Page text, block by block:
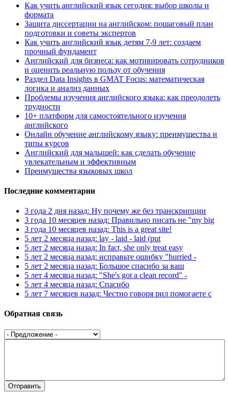
Как учить английский язык сегодня: выбор школы и
формата
Защита диссертации на английском: пошаговый план
подготовки и советы экспертов
Как учить английский язык детям 7-9 лет: создаем
прочный фундамент
Английский для бизнеса: как мотивировать сотрудников
и оценить реальную пользу от обучения
Раздел Data Insights в GMAT Focus: математическая
логика и анализ данных
Проблемы изучения английского языка: как преодолеть
трудности
10+ платформ для самостоятельного изучения
английского
Онлайн обучение английскому языку: преимущества и
типы курсов
Английский для малышей: как сделать обучение
увлекательным и эффективным
Преимущества языковых школ
Последние комментарии
3 года 2 дня назад: Ну почему же без транскрипции
3 года 10 месяцев назад: Правильно писать не "my big
3 года 10 месяцев назад: This is a great site!
5 лет 2 месяца назад: lay - laid - laid (put
5 лет 2 месяца назад: In fact, she only treat easy
5 лет 2 месяца назад: исправьте ошибку "hurried -
5 лет 2 месяца назад: Большое спасибо за ваш
5 лет 4 месяца назад: "She's got a clean record" -
5 лет 4 месяца назад: Спасибо
5 лет 7 месяцев назад: Честно говоря рил помогаете с
Обратная связь
Предложение *